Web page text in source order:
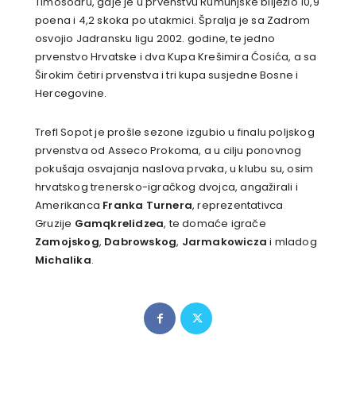
poena i 4,2 skoka po utakmici. Špralja je sa Zadrom
osvojio Jadransku ligu 2002. godine, te jedno
prvenstvo Hrvatske i dva Kupa Krešimira Ćosića, a sa
Širokim četiri prvenstva i tri kupa susjedne Bosne i
Hercegovine.
Trefl Sopot je prošle sezone izgubio u finalu poljskog
prvenstva od Asseco Prokoma, a u cilju ponovnog
pokušaja osvajanja naslova prvaka, u klubu su, osim
hrvatskog trenersko-igračkog dvojca, angažirali i
Amerikanca Franka Turnera, reprezentativca
Gruzije Gamqkrelidzea, te domaće igrače
Zamojskog, Dabrowskog, Jarmakowicza i mladog
Michalika.